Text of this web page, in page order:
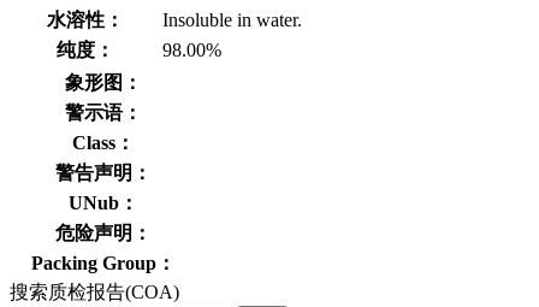
水溶性：
Insoluble in water.
纯度：
98.00%
象形图：
警示语：
Class：
警告声明：
UNub：
危险声明：
Packing Group：
搜索质检报告(COA)